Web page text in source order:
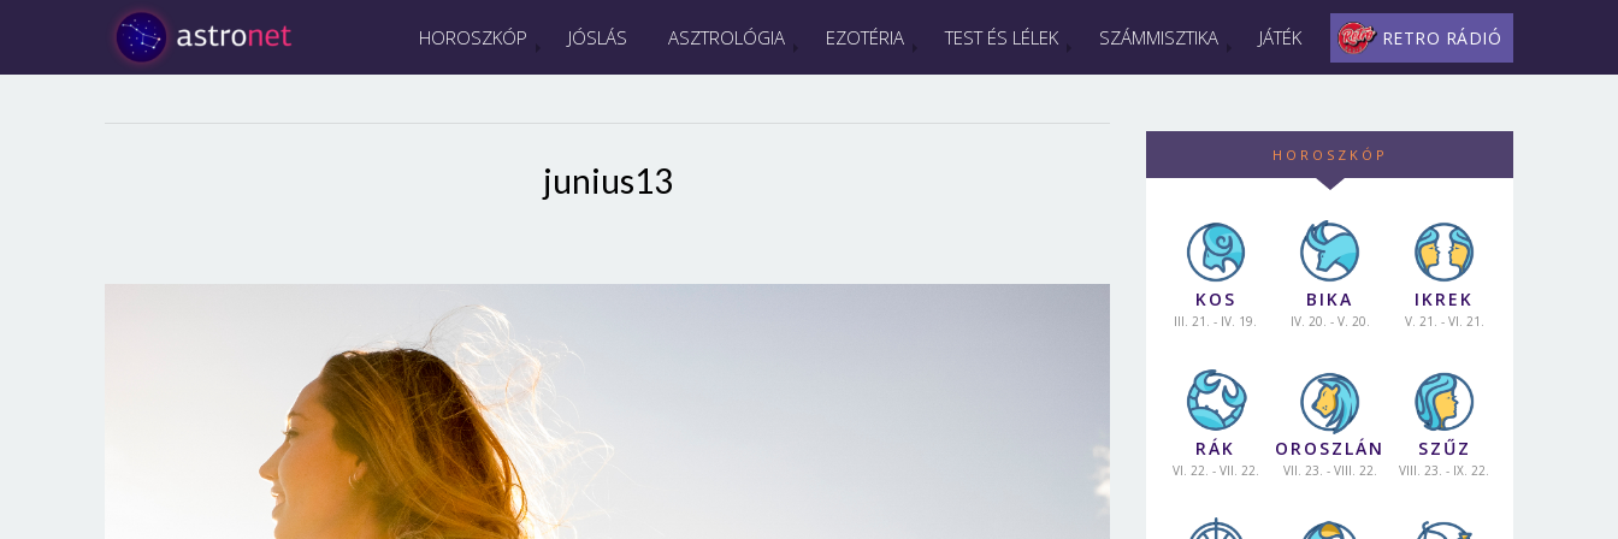
HOROSZKÓP JÓSLÁS ASZTROLÓGIA EZOTÉRIA TEST ÉS LÉLEK SZÁMMISZTIKA JÁTÉK RETRO RÁDIÓ
junius13
HOROSZKÓP
KOS
III. 21. - IV. 19.
BIKA
IV. 20. - V. 20.
IKREK
V. 21. - VI. 21.
RÁK
VI. 22. - VII. 22.
OROSZLÁN
VII. 23. - VIII. 22.
SZŰZ
VIII. 23. - IX. 22.